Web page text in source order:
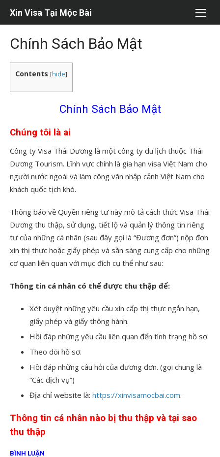
dung
Xin Visa Tại Mộc Bài
Chính Sách Bảo Mật
Contents [hide]
Chính Sách Bảo Mật
Chúng tôi là ai
Công ty Visa Thái Dương là một công ty du lịch thuộc Thái
Dương Tourism. Lĩnh vực chính là gia hạn visa Việt Nam cho
người nước ngoài và làm công văn nhập cảnh Việt Nam cho
khách quốc tịch khó.
Thông báo về Quyền riêng tư này mô tả cách thức Visa Thái
Dương thu thập, sử dụng, tiết lộ và quản lý thông tin riêng
tư của những cá nhân (sau đây gọi là “Đương đơn”) nộp đơn
xin thị thực hoặc giấy phép và sẵn sàng cung cấp cho những
cơ quan liên quan với mục đích cụ thể như sau:
Thông tin cá nhân có thể được thu thập để:
Xét duyệt những yêu cầu xin cấp thị thực ngắn hạn,
giấy phép và giấy thông hành.
Hồi đáp những yêu cầu liên quan đến tình trạng hồ sơ.
Theo dõi hồ sơ.
Hồi đáp những câu hỏi của đương đơn. (gọi chung là
“Các dịch vụ”)
Địa chỉ website là: https://xinvisamocbai.com.
Thông tin cá nhân nào bị thu thập và tại sao
thu thập
BÌNH LUẬN